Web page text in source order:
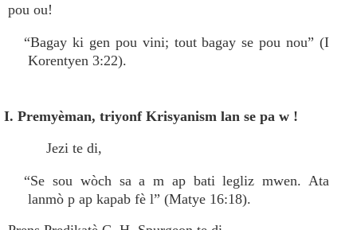
pou ou!
“Bagay ki gen pou vini; tout bagay se pou nou” (I
Korentyen 3:22).
I. Premyèman, triyonf Krisyanism lan se pa w !
Jezi te di,
“Se sou wòch sa a m ap bati legliz mwen. Ata
lanmò p ap kapab fè l” (Matye 16:18).